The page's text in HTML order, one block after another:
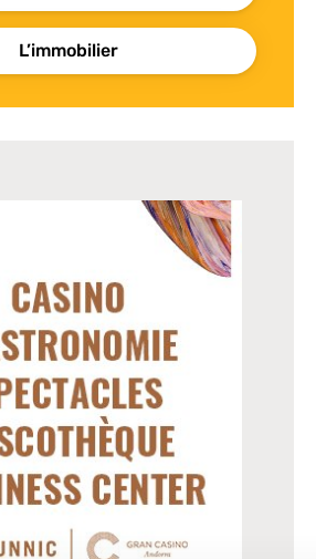
L’immobilier